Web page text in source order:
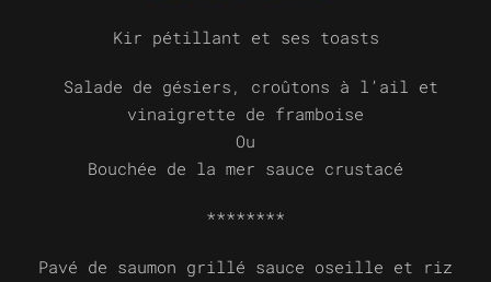
Kir pétillant et ses toasts
Salade de gésiers, croûtons à l’ail et
vinaigrette de framboise
Ou
Bouchée de la mer sauce crustacé
********
Pavé de saumon grillé sauce oseille et riz